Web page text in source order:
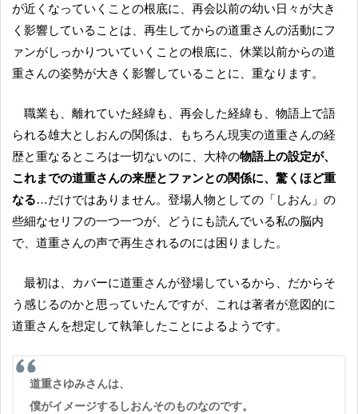
が近くなっていくことの根底に、再会以前の幼い日々が大き
く影響していることは、再生してからの道重さんの活動にフ
ァンがしっかりついていくことの根底に、休業以前からの道
重さんの姿勢が大きく影響していることに、重なります。
職業も、離れていた経緯も、再会した経緯も、物語上で語
られる雄大としおんの関係は、もちろん現実の道重さんの経
歴と重なるところは一切ないのに、大枠の物語上の設定が、
これまでの道重さんの来歴とファンとの関係に、驚くほど重
なる…だけではありません。登場人物としての「しおん」の
些細なセリフの一つ一つが、どうにも読んでいる私の脳内
で、道重さんの声で再生されるのには困りました。
最初は、カバーに道重さんが登場しているから、だからそ
う感じるのかと思っていたんですが、これは著者が意図的に
道重さんを想定して執筆したことによるようです。
道重さゆみさんは、
僕がイメージするしおんそのものなのです。